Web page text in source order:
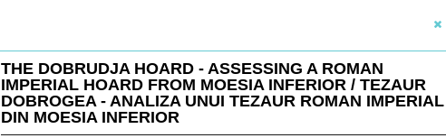
THE DOBRUDJA HOARD - ASSESSING A ROMAN
IMPERIAL HOARD FROM MOESIA INFERIOR / TEZAUR
DOBROGEA - ANALIZA UNUI TEZAUR ROMAN IMPERIAL
DIN MOESIA INFERIOR